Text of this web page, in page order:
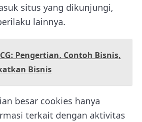
situs yang dikunjungi,
lainnya.
Pengertian, Contoh Bisnis,
Bisnis
besar cookies hanya
terkait dengan aktivitas